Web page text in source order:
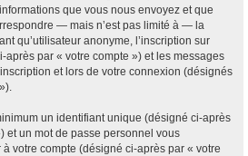
que vous nous envoyez et que
— mais n’est pas limité à — la
qu’utilisateur anonyme, l’inscription sur
après par « votre compte ») et les messages
et lors de votre connexion (désignés
un identifiant unique (désigné ci-après
et un mot de passe personnel vous
votre compte (désigné ci-après par « votre